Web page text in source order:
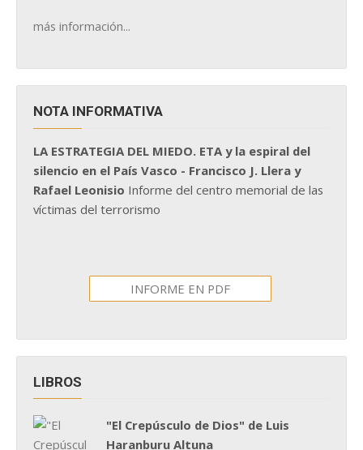
más información...
NOTA INFORMATIVA
LA ESTRATEGIA DEL MIEDO. ETA y la espiral del
silencio en el País Vasco - Francisco J. Llera y
Rafael Leonisio Informe del centro memorial de las
víctimas del terrorismo
INFORME EN PDF
LIBROS
"El Crepúsculo de Dios" de Luis
Haranburu Altuna